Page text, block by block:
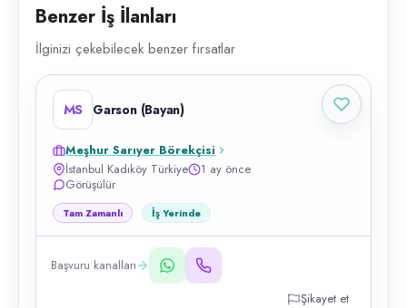
Benzer İş İlanları
İlginizi çekebilecek benzer fırsatlar
MS Garson (Bayan)
Meşhur Sarıyer Börekçisi
İstanbul Kadıköy Türkiye
1 ay önce
Görüşülür
Tam Zamanlı İş Yerinde
Başvuru kanalları
Şikayet et